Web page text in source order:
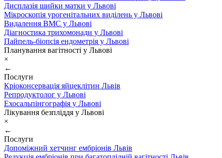
Дисплазія шийки матки у Львові
Мікроскопія урогенітальних виділень у Львові
Видалення ВМС у Львові
Діагностика трихомонади у Львові
Пайпель-біопсія ендометрія у Львові
Планування вагітності у Львові
×
←
Послуги
Кріоконсервація яйцеклітин Львів
Репродуктолог у Львові
Ехосальпінгографія у Львові
Лікування безпліддя у Львові
×
←
Послуги
Допоміжний хетчинг ембріонів Львів